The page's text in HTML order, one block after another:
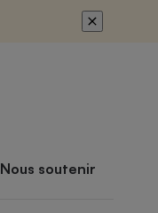
Nous soutenir